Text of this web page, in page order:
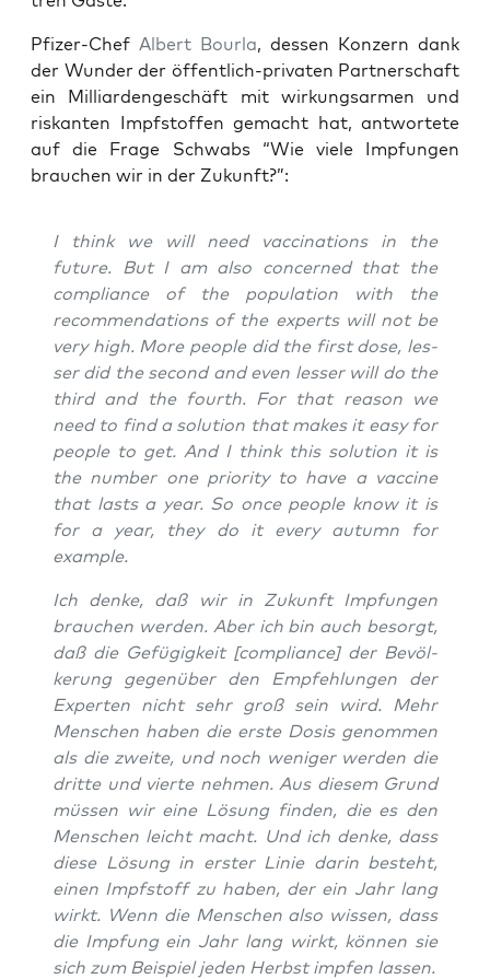
Pfi­zer-Chef Albert Bour­la, des­sen Kon­zern dank
der Wun­der der öffent­lich-pri­va­ten Part­ner­schaft
ein Mil­li­ar­den­ge­schäft mit wir­kungs­ar­men und
ris­kan­ten Impf­stof­fen gemacht hat, ant­wor­te­te
auf die Fra­ge Schwabs “Wie vie­le Imp­fun­gen
brau­chen wir in der Zukunft?”:
I think we will need vac­ci­na­ti­ons in the
future. But I am also con­cer­ned that the
com­pli­ance of the popu­la­ti­on with the
recom­men­da­ti­ons of the experts will not be
very high. More peo­p­le did the first dose, les­
ser did the second and even les­ser will do the
third and the fourth. For that reason we
need to find a solu­ti­on that makes it easy for
peo­p­le to get. And I think this solu­ti­on it is
the num­ber one prio­ri­ty to have a vac­ci­ne
that lasts a year. So once peo­p­le know it is
for a year, they do it every autumn for
example.
Ich den­ke, daß wir in Zukunft Imp­fun­gen
brau­chen wer­den. Aber ich bin auch besorgt,
daß die Gefü­gig­keit [com­pli­ance] der Bevöl­
ke­rung gegen­über den Emp­feh­lun­gen der
Exper­ten nicht sehr groß sein wird. Mehr
Men­schen haben die ers­te Dosis genom­men
als die zwei­te, und noch weni­ger wer­den die
drit­te und vier­te neh­men. Aus die­sem Grund
müs­sen wir eine Lösung fin­den, die es den
Men­schen leicht macht. Und ich den­ke, dass
die­se Lösung in ers­ter Linie dar­in besteht,
einen Impf­stoff zu haben, der ein Jahr lang
wirkt. Wenn die Men­schen also wis­sen, dass
die Imp­fung ein Jahr lang wirkt, kön­nen sie
sich zum Bei­spiel jeden Herbst imp­fen lassen.